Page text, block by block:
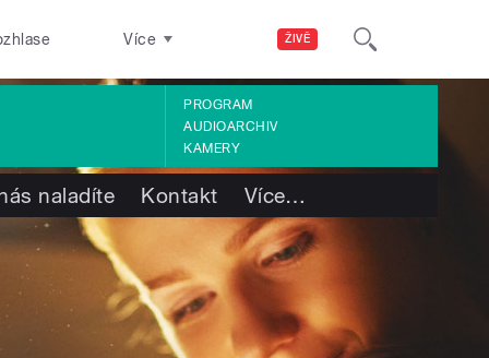
ŽIVĚ
Více
PROGRAM
AUDIOARCHIV
KAMERY
naladíte Kontakt Více…